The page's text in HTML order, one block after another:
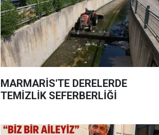
MARMARİS'TE DERELERDE
TEMİZLİK SEFERBERLİĞİ